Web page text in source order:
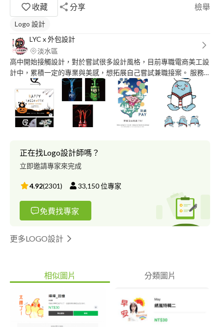
收藏
分享 檢舉
Logo 設計
LYC x 外包設計
淡水區
高中開始接觸設計，對於嘗試很多設計風格，目前專職電商美工設
計中，累積一定的專業與美感，想拓展自己嘗試兼職接案。 服務
項目 : 電商商品圖設計製作、LOGO、Banner、商品包裝、名片、
DM、菜單、貼圖、插圖、簡報設計。 免費諮詢與報價
https://reurl.cc/VzR4VR
正在找Logo設計師嗎？
立即邀請專家來完成
4.92(2301) 33,150位專家
免費找專家
更多LOGO設計
相似圖片 分類圖片